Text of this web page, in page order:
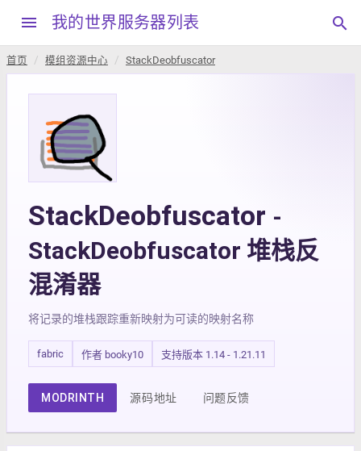
menu 我的世界服务器列表 search
首页 模组资源中心 StackDeobfuscator
StackDeobfuscator -
StackDeobfuscator 堆栈反
混淆器
将记录的堆栈跟踪重新映射为可读的映射名称
fabric 作者 booky10 支持版本 1.14 - 1.21.11
MODRINTH 源码地址 问题反馈